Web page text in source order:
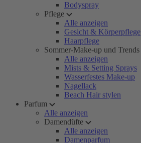
Bodyspray
Pflege
Alle anzeigen
Gesicht & Körperpflege
Haarpflege
Sommer-Make-up und Trends
Alle anzeigen
Mists & Setting Sprays
Wasserfestes Make-up
Nagellack
Beach Hair stylen
Parfum
Alle anzeigen
Damendüfte
Alle anzeigen
Damenparfum